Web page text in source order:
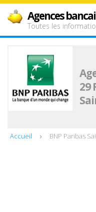
Agences
Toutes les
29
Accueil BNP Paribas